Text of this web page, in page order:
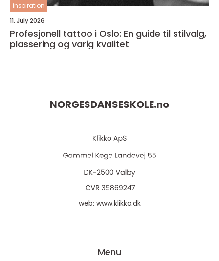
inspiration
11. July 2026
Profesjonell tattoo i Oslo: En guide til stilvalg,
plassering og varig kvalitet
NORGESDANSESKOLE.no
web: www.klikko.dk
Menu